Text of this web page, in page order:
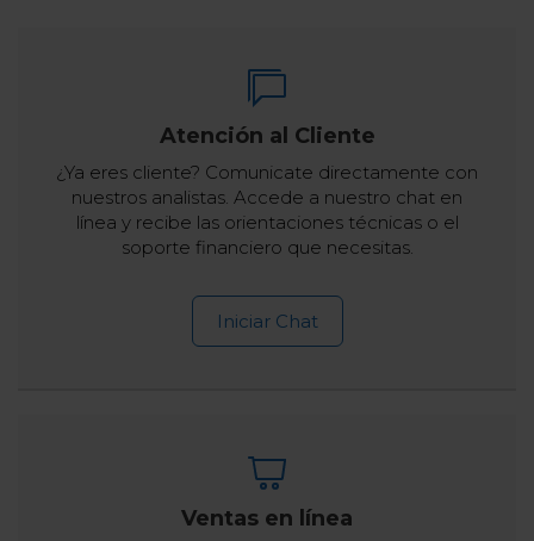
Atención al Cliente
¿Ya eres cliente? Comunicate directamente con
nuestros analistas. Accede a nuestro chat en
línea y recibe las orientaciones técnicas o el
soporte financiero que necesitas.
Iniciar Chat
Ventas en línea